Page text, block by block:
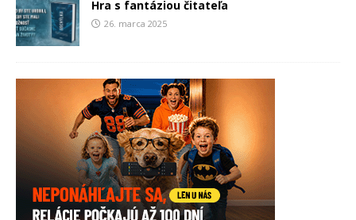
Hra s fantáziou čitateľa
26. marca 2025